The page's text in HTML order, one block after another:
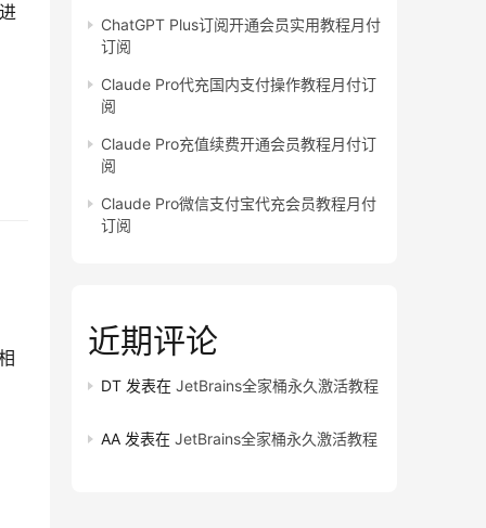
ChatGPT Plus订阅开通会员实用教程月付
订阅
Claude Pro代充国内支付操作教程月付订
阅
Claude Pro充值续费开通会员教程月付订
阅
Claude Pro微信支付宝代充会员教程月付
订阅
近期评论
DT 发表在 JetBrains全家桶永久激活教程
AA 发表在 JetBrains全家桶永久激活教程